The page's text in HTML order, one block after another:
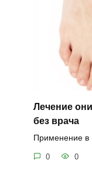
Лечение
без врача
Применение в
0 0